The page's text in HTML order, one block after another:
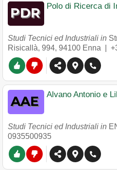
Polo di Ricerca di
Studi Tecnici ed Industriali in
Risicallà, 994, 94100 Enna
Alvano Antonio e
Studi Tecnici ed Industriali in
0935500935